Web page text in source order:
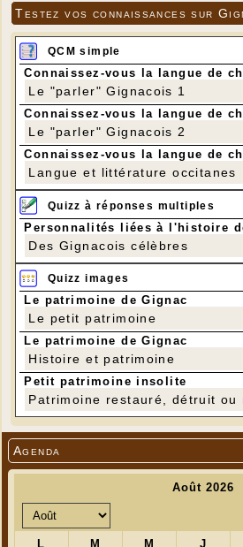
Agenda
Testez vos connaissances sur
QCM simple
Connaissez-vous la langue de
Le "parler" Gignacois 1
Connaissez-vous la langue de
Le "parler" Gignacois 2
Connaissez-vous la langue de
Langue et littérature occitanes
Quizz à réponses multiples
Personnalités liées à l'histoire
Des Gignacois célèbres
Quizz images
Le patrimoine de Gignac
Le petit patrimoine
Le patrimoine de Gignac
Histoire et patrimoine
Petit patrimoine insolite
Patrimoine restauré, détruit ou